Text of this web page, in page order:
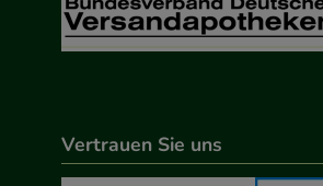
Vertrauen Sie uns